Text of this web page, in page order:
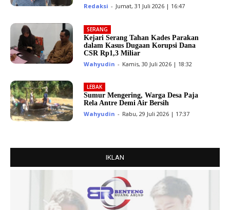
Redaksi - Jumat, 31 Juli 2026 | 16:47
SERANG
Kejari Serang Tahan Kades Parakan
dalam Kasus Dugaan Korupsi Dana
CSR Rp1,3 Miliar
Wahyudin - Kamis, 30 Juli 2026 | 18:32
LEBAK
Sumur Mengering, Warga Desa Paja
Rela Antre Demi Air Bersih
Wahyudin - Rabu, 29 Juli 2026 | 17:37
IKLAN